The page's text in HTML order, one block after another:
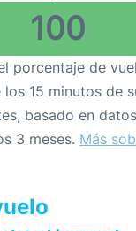
100
porcentaje de
15 minutos de
basado en
3 meses. Más